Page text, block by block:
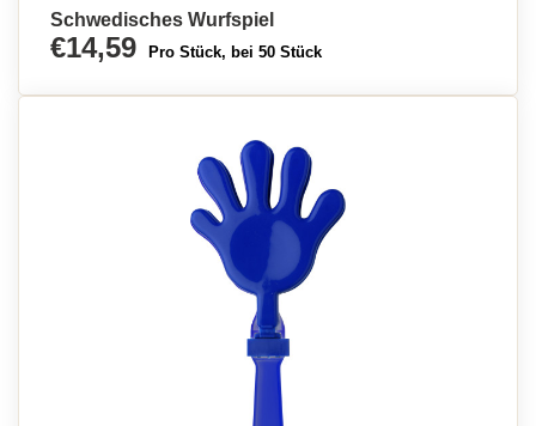
Schwedisches Wurfspiel
€14,59 Pro Stück, bei 50 Stück